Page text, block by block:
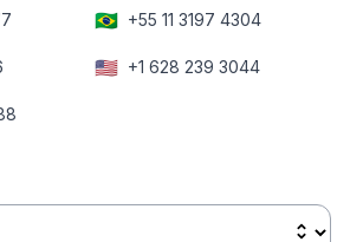
🇧🇷 +55 11 3197 4304
🇺🇸 +1 628 239 3044